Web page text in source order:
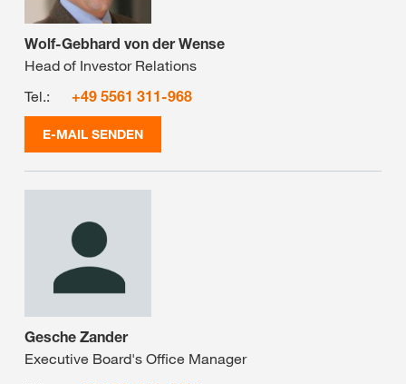
Wolf-Gebhard von der Wense
Head of Investor Relations
Tel.:
+49 5561 311-968
E-MAIL SENDEN
Gesche Zander
Executive Board's Office Manager